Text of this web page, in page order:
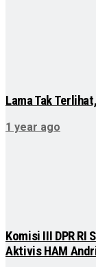
Lama Tak
1 year ago
Komisi III DPR RI
Aktivis HAM